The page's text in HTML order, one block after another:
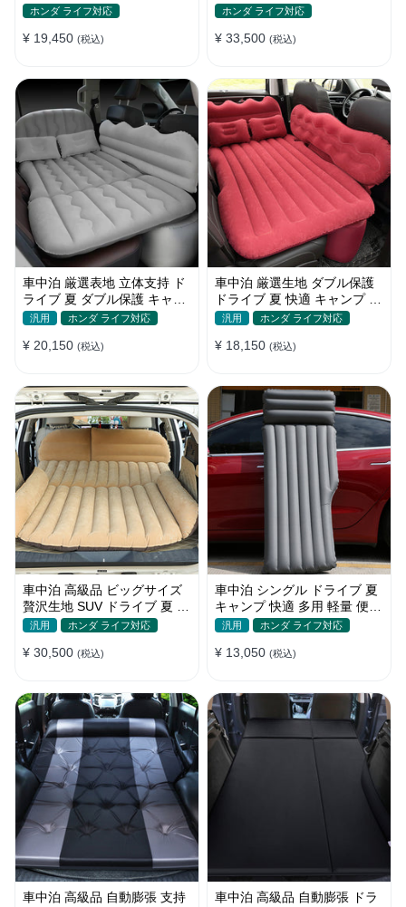
エアーベッド 普通車 SUV
ホンダ ライフ対応
¥ 19,450 (税込)
ーベッド 収納袋付き 普通車
ホンダ ライフ対応
¥ 33,500 (税込)
車中泊 厳選表地 立体支持 ド
ライブ 夏 ダブル保護 キャン
プ 旅行 収納便利 取付簡単 全
汎用 ホンダ ライフ対応
¥ 20,150 (税込)
車中泊 厳選生地 ダブル保護
ドライブ 夏 快適 キャンプ 旅
行 収納便利 全車種 多色 エア
汎用 ホンダ ライフ対応
¥ 18,150 (税込)
車中泊 高級品 ビッグサイズ
贅沢生地 SUV ドライブ 夏 快
適 キャンプ 旅行 収納便利 エ
汎用 ホンダ ライフ対応
¥ 30,500 (税込)
車中泊 シングル ドライブ 夏
キャンプ 快適 多用 軽量 便利
省スペース 旅行 エアーベッ
汎用 ホンダ ライフ対応
¥ 13,050 (税込)
車中泊 高級品 自動膨張 支持
車中泊 高級品 自動膨張 ドラ